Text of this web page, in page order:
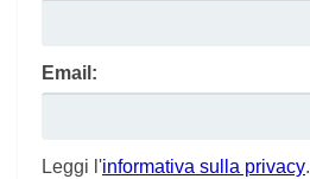
Email:
Leggi l'informativa sulla privacy.